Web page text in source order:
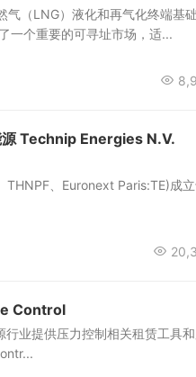
（LNG）液化和再气化终端基
一个重要的可寻址市场，适...
源 Technip Energies N.V.
、Euronext Paris:TE)成
Control
业提供压力控制相关租赁工具